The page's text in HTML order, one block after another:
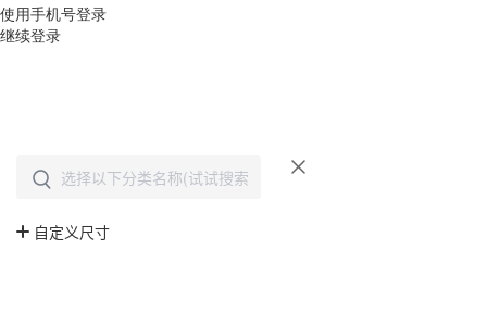
使用手机号登录
继续登录